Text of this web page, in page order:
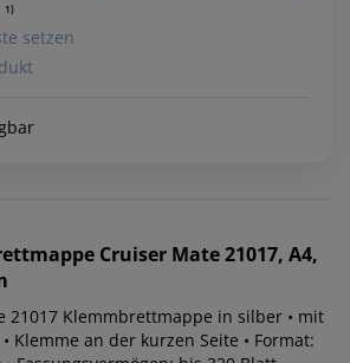
setzen
Cruiser Mate 21017, A4,
21017 Klemmbrettmappe in silber • mit
Klemme an der kurzen Seite • Format: